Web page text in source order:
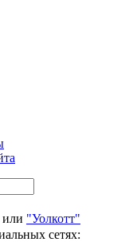
или "Уолкотт"
сетях: